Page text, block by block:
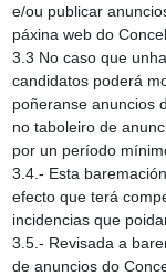
e/ou publicar
páxina web do
3.3 No caso que
candidatos poderá
poñeranse anuncios
no taboleiro de
por un período
3.4.‑ Esta
efecto que terá
incidencias que
3.5.‑ Revisada a
de anuncios do